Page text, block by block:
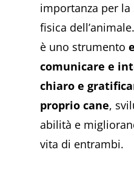
importanza per
fisica
è uno strumento
comunicare e
chiaro e
proprio cane,
abilità e
vita di entrambi.